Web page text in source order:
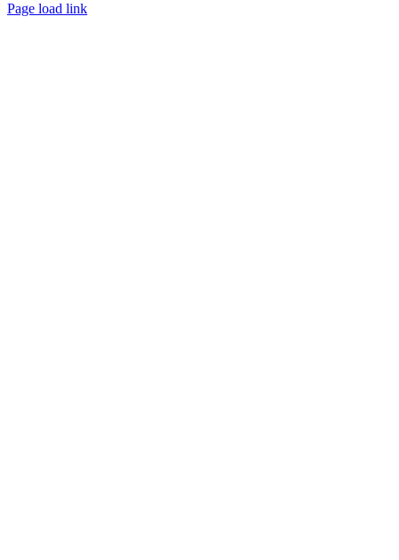
Page load link